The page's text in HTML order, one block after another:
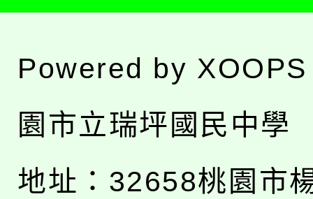
Powered by XOOPS
園市立瑞坪國民中學
地址： 32658桃園市